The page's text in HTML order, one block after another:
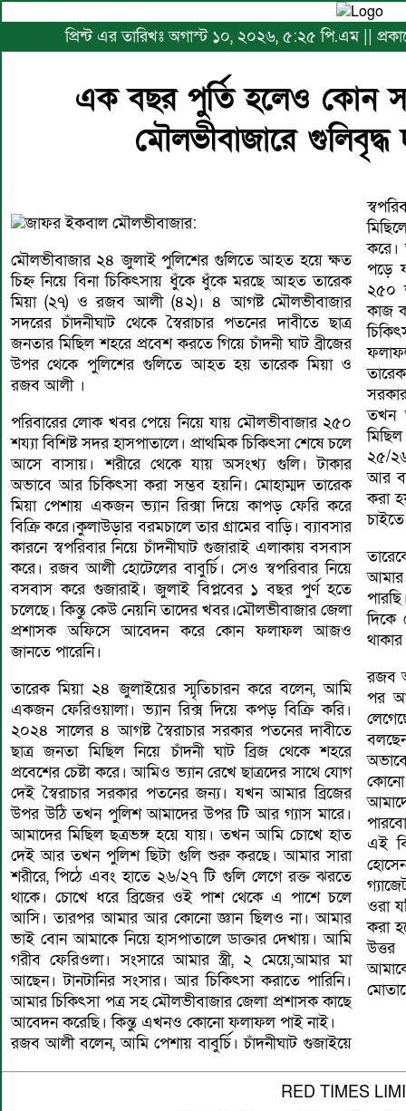
প্রিন্ট এর তারিখঃ অগাস্ট ১০, ২০২৬, ৫:২৫ পি.এম ||
এক বছর পুর্তি হলেও কোন
মৌলভীবাজারে
জাফর ইকবাল মৌলভীবাজার:
মৌলভীবাজার ২৪ জুলাই পুলিশের গুলিতে আহত হয়ে ক্ষত
চিহ্ন নিয়ে বিনা চিকিৎসায় ধুঁকে ধুঁকে মরছে আহত তারেক
মিয়া (২৭) ও রজব আলী (৪২)। ৪ আগষ্ট মৌলভীবাজার
সদরের চাঁদনীঘাট থেকে স্বৈরাচার পতনের দাবীতে ছাত্র
জনতার মিছিল শহরে প্রবেশ করতে গিয়ে চাঁদনী ঘাট ব্রীজের
উপর থেকে পুলিশের গুলিতে আহত হয় তারেক মিয়া ও
রজব আলী ।
পরিবারের লোক খবর পেয়ে নিয়ে যায় মৌলভীবাজার ২৫০
শয্যা বিশিষ্ট সদর হাসপাতালে। প্রাথমিক চিকিৎসা শেষে চলে
আসে বাসায়। শরীরে থেকে যায় অসংখ্য গুলি। টাকার
অভাবে আর চিকিৎসা করা সম্ভব হয়নি। মোহাম্মদ তারেক
মিয়া পেশায় একজন ভ্যান রিক্সা দিয়ে কাপড় ফেরি করে
বিক্রি করে।কুলাউড়ার বরমচালে তার গ্রামের বাড়ি। ব্যাবসার
কারনে স্বপরিবার নিয়ে চাঁদনীঘাট গুজারাই এলাকায় বসবাস
করে। রজব আলী হোটেলের বাবুর্চি। সেও স্বপরিবার নিয়ে
বসবাস করে গুজারাই। জুলাই বিপ্লবের ১ বছর পুর্ণ হতে
চলেছে। কিন্তু কেউ নেয়নি তাদের খবর।মৌলভীবাজার জেলা
প্রশাসক অফিসে আবেদন করে কোন ফলাফল আজও
জানতে পারেনি।
তারেক মিয়া ২৪ জুলাইয়ের স্মৃতিচারন করে বলেন, আমি
একজন ফেরিওয়ালা। ভ্যান রিক্স দিয়ে কপড় বিক্রি করি।
২০২৪ সালের ৪ আগষ্ট স্বৈরাচার সরকার পতনের দাবীতে
ছাত্র জনতা মিছিল নিয়ে চাঁদনী ঘাট ব্রিজ থেকে শহরে
প্রবেশের চেষ্টা করে। আমিও ভ্যান রেখে ছাত্রদের সাথে যোগ
দেই স্বৈরাচার সরকার পতনের জন্য। যখন আমার ব্রিজের
উপর উঠি তখন পুলিশ আমাদের উপর টি আর গ্যাস মারে।
আমাদের মিছিল ছত্রভঙ্গ হয়ে যায়। তখন আমি চোখে হাত
দেই আর তখন পুলিশ ছিটা গুলি শুরু করছে। আমার সারা
শরীরে, পিঠে এবং হাতে ২৬/২৭ টি গুলি লেগে রক্ত ঝরতে
থাকে। চোখে ধরে ব্রিজের ওই পাশ থেকে এ পাশে চলে
আসি। তারপর আমার আর কোনো জ্ঞান ছিলও না। আমার
ভাই বোন আমাকে নিয়ে হাসপাতালে ডাক্তার দেখায়। আমি
গরীব ফেরিওলা। সংসারে আমার স্ত্রী, ২ মেয়ে,আমার মা
আছেন। টানটানির সংসার। আর চিকিৎসা করাতে পারিনি।
আমার চিকিৎসা পত্র সহ মৌলভীবাজার জেলা প্রশাসক কাছে
আবেদন করেছি। কিন্তু এখনও কোনো ফলাফল পাই নাই।
রজব আলী বলেন, আমি পেশায় বাবুর্চি। চাঁদনীঘাট গুজাইয়ে
করে।
পড়ে
২৫০
কাজ
তখন
২৫/
আর
করা
আমার
দিকে
রজব
পর
এই
ওরা
করা
উত্তর
RED TIMES